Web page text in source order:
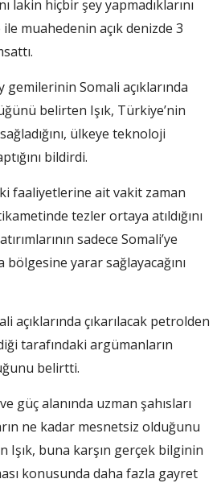
lakin hiçbir şey yapmadıklarını
muahedenin açık denizde 3
gemilerinin Somali açıklarında
belirten Işık, Türkiye’nin
ülkeye teknoloji
bildirdi.
faaliyetlerine ait vakit zaman
tezler ortaya atıldığını
sadece Somali’ye
yarar sağlayacağını
açıklarında çıkarılacak petrolden
tarafındaki argümanların
belirtti.
güç alanında uzman şahısları
ne kadar mesnetsiz olduğunu
Işık, buna karşın gerçek bilginin
konusunda daha fazla gayret